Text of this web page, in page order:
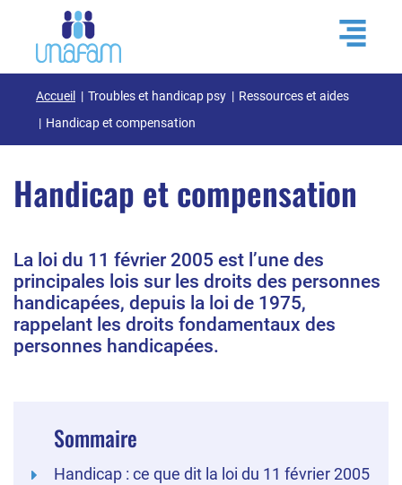
Accueil Troubles et handicap psy
Ressources et aides
Handicap et compensation
Handicap et compensation
La loi du 11 février 2005 est l’une des
principales lois sur les droits des personnes
handicapées, depuis la loi de 1975,
rappelant les droits fondamentaux des
personnes handicapées.
Sommaire
Handicap : ce que dit la loi du 11 février 2005